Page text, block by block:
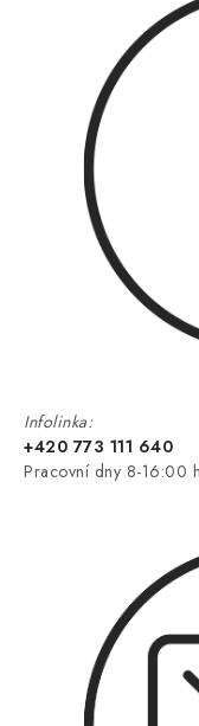
Infolinka:
+420 773 111 640
Pracovní dny 8-16:00